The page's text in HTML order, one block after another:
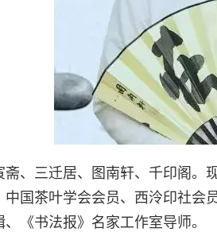
斋、三迁居、图南轩、千印阁。
国茶叶学会会员、西泠印社会
、《书法报》名家工作室导师。